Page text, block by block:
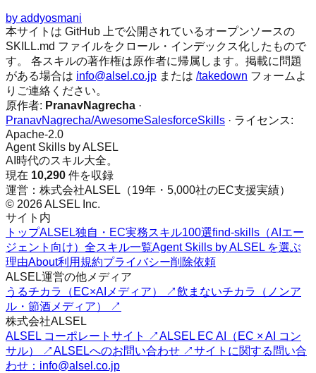
by addyosmani
本サイトは GitHub 上で公開されているオープンソースの
SKILL.md ファイルをクロール・インデックス化したもので
す。 各スキルの著作権は原作者に帰属します。掲載に問題
がある場合は info@alsel.co.jp または /takedown フォームよ
りご連絡ください。
原作者: PranavNagrecha ·
PranavNagrecha/AwesomeSalesforceSkills · ライセンス:
Apache-2.0
Agent Skills by ALSEL
AI時代のスキル大全。
現在 10,290 件を収録
運営：株式会社ALSEL（19年・5,000社のEC支援実績）
© 2026 ALSEL Inc.
サイト内
トップALSEL独自・EC実務スキル100選find-skills（AIエー
ジェント向け） 全スキル一覧Agent Skills by ALSEL を選ぶ
理由About利用規約プライバシー削除依頼
ALSEL運営の他メディア
うるチカラ（EC×AIメディア） ↗飲まないチカラ（ノンア
ル・節酒メディア） ↗
株式会社ALSEL
ALSEL コーポレートサイト ↗ALSEL EC AI（EC × AI コン
サル） ↗ALSELへのお問い合わせ ↗サイトに関する問い合
わせ：info@alsel.co.jp